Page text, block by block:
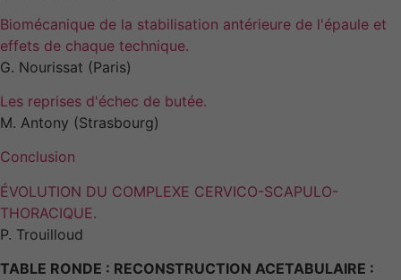
Biomécanique de la stabilisation antérieure de l'épaule et
effets de chaque technique.
G. Nourissat (Paris)
Les reprises d'échec de butée.
M. Antony (Strasbourg)
Conclusion
ÉVOLUTION DU COMPLEXE CERVICO-SCAPULO-
THORACIQUE.
P. Trouilloud
TABLE RONDE : RECONSTRUCTION ACETABULAIRE :